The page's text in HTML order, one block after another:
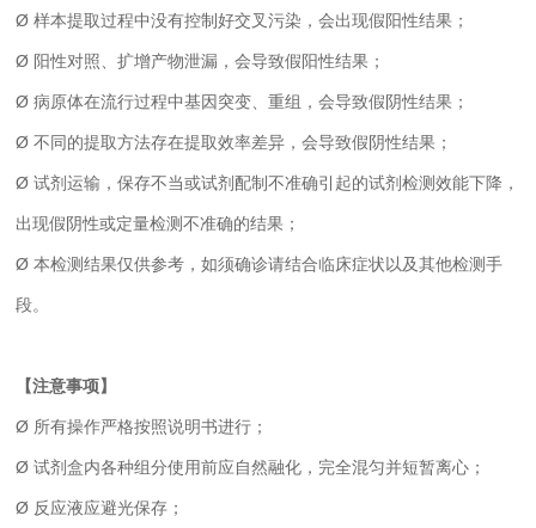
Ø 样本提取过程中没有控制好交叉污染，会出现假阳性结果；
Ø 阳性对照、扩增产物泄漏，会导致假阳性结果；
Ø 病原体在流行过程中基因突变、重组，会导致假阴性结果；
Ø 不同的提取方法存在提取效率差异，会导致假阴性结果；
Ø 试剂运输，保存不当或试剂配制不准确引起的试剂检测效能下降，
出现假阴性或定量检测不准确的结果；
Ø 本检测结果仅供参考，如须确诊请结合临床症状以及其他检测手
段。
【注意事项】
Ø 所有操作严格按照说明书进行；
Ø 试剂盒内各种组分使用前应自然融化，完全混匀并短暂离心；
Ø 反应液应避光保存；